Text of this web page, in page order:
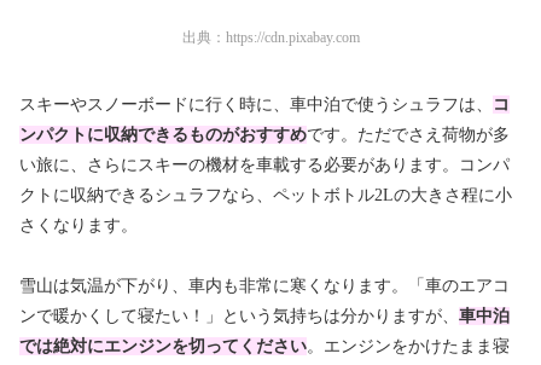
出典： https://cdn.pixabay.com
スキーやスノーボードに行く時に、車中泊で使うシュラフは、
コ
ンパクトに収納できるものがおすすめです。ただでさえ荷物が多
い旅に、さらにスキーの機材を車載する必要があります。コンパ
クトに収納できるシュラフなら、ペットボトル2Lの大きさ程に小
さくなります。
雪山は気温が下がり、車内も非常に寒くなります。「車のエアコ
ンで暖かくして寝たい！」という気持ちは分かりますが、 車中泊
では絶対にエンジンを切ってください。エンジンをかけたまま寝